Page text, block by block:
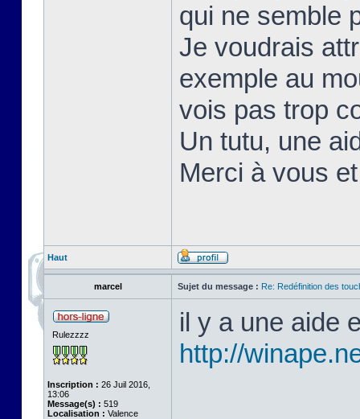
qui ne semble
Je voudrais
exemple au
vois pas trop
Un tutu, une
Merci à vous
Haut
marcel Sujet du message : Re: Redéfinition des
Rulezzzz
Inscription : 26 Juil 2016,
13:06
Message(s) : 519
Localisation : Valence
il y a une aide
http://